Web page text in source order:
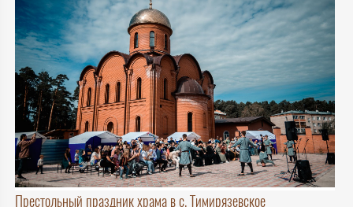
Престольный праздник храма в с. Тимирязевское